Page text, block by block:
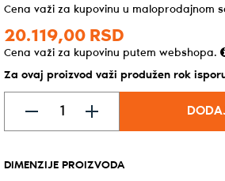
Cena važi za kupovinu u maloprodajnom
20.119,00 RSD
Cena važi za kupovinu putem webshopa.
Za ovaj proizvod važi produžen rok
DIMENZIJE PROIZVODA